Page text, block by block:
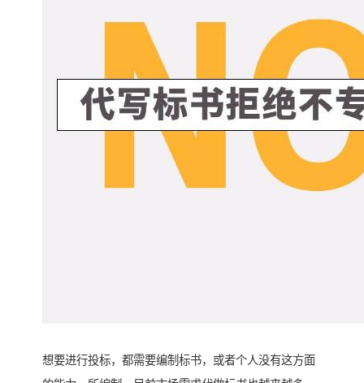
想要进行投标，都需要编制标书，或者个人没有这方面